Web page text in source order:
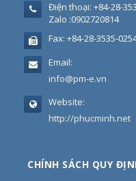
Điện thoại: +84-28-
Zalo :0902720814
Fax: +84-28-3535-
Email:
info@pm-e.vn
Website:
http://phucminh.net
CHÍNH SÁCH QUY